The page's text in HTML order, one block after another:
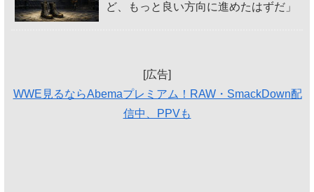
ど、もっと良い方向に進めたはずだ」
[広告]
WWE見るならAbemaプレミアム！RAW・SmackDown配
信中、PPVも